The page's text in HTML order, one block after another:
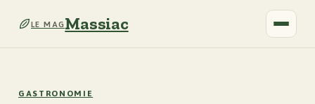
LE MAGMassiac
GASTRONOMIE